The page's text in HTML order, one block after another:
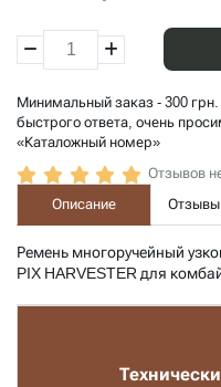
Минимальный заказ - 300
быстрого ответа, очень
«Каталожный номер»
Отзывов
Описание
Отзывы
Ремень многоручейный
PIX HARVESTER для